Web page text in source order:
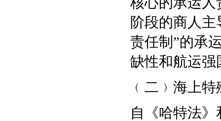
阶段的商人
责任制”的承
缺性和航运强
﹙二﹚海上
自《哈特法